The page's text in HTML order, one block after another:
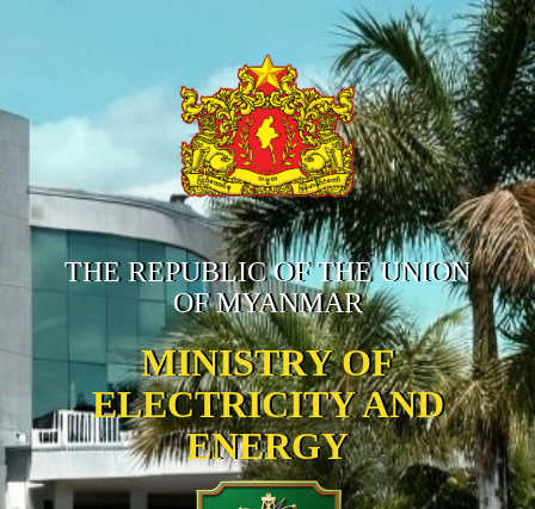
THE REPUBLIC OF THE UNION
OF MYANMAR
MINISTRY OF
ELECTRICITY AND
ENERGY